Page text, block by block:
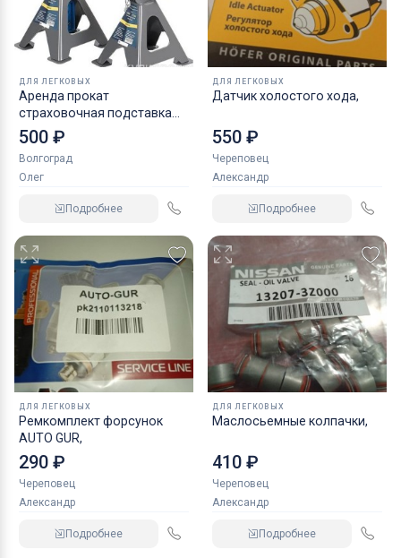
ДЛЯ ЛЕГКОВЫХ
Аренда прокат
страховочная подставка
NORDBERG 2 т
500 ₽
Волгоград
Олег
Подробнее
ДЛЯ ЛЕГКОВЫХ
Датчик холостого хода,
550 ₽
Череповец
Александр
Подробнее
ДЛЯ ЛЕГКОВЫХ
Ремкомплект форсунок
AUTO GUR,
290 ₽
Череповец
Александр
Подробнее
ДЛЯ ЛЕГКОВЫХ
Маслосьемные колпачки,
410 ₽
Череповец
Александр
Подробнее